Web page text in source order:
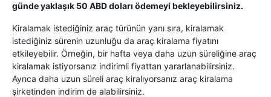
günde yaklaşık 50 ABD doları ödemeyi bekleyebilirsiniz.
Kiralamak istediğiniz araç türünün yanı sıra, kiralamak
istediğiniz sürenin uzunluğu da araç kiralama fiyatını
etkileyebilir. Örneğin, bir hafta veya daha uzun süreliğine araç
kiralamak istiyorsanız indirimli fiyattan yararlanabilirsiniz.
Ayrıca daha uzun süreli araç kiralıyorsanız araç kiralama
şirketinden indirim de alabilirsiniz.